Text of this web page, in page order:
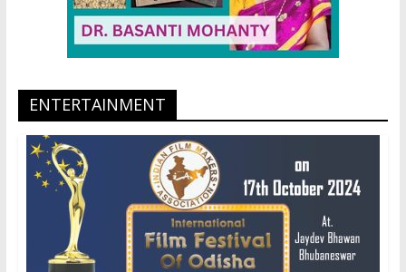
ENTERTAINMENT